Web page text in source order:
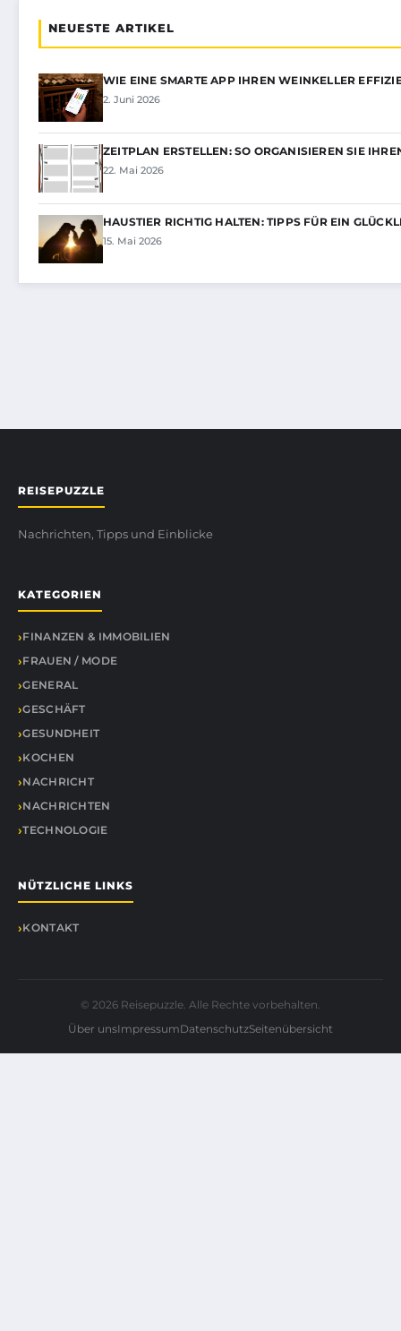
NEUESTE ARTIKEL
WIE EINE SMARTE APP IHREN WEINKELLER
2. Juni 2026
ZEITPLAN ERSTELLEN: SO ORGANISIEREN SIE
22. Mai 2026
HAUSTIER RICHTIG HALTEN: TIPPS FÜR EIN
15. Mai 2026
REISEPUZZLE
Nachrichten, Tipps und Einblicke
KATEGORIEN
FINANZEN & IMMOBILIEN
FRAUEN / MODE
GENERAL
GESCHÄFT
GESUNDHEIT
KOCHEN
NACHRICHT
NACHRICHTEN
TECHNOLOGIE
NÜTZLICHE LINKS
KONTAKT
© 2026 Reisepuzzle. Alle Rechte vorbehalten.
Über unsImpressumDatenschutzSeitenübersicht